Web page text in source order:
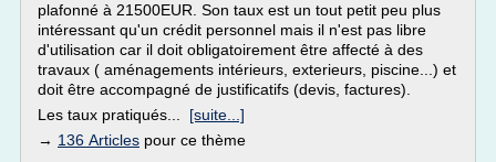
plafonné à 21500EUR. Son taux est un tout petit peu plus
intéressant qu'un crédit personnel mais il n'est pas libre
d'utilisation car il doit obligatoirement être affecté à des
travaux ( aménagements intérieurs, exterieurs, piscine...) et
doit être accompagné de justificatifs (devis, factures).
Les taux pratiqués... [suite...]
→ 136 Articles pour ce thème